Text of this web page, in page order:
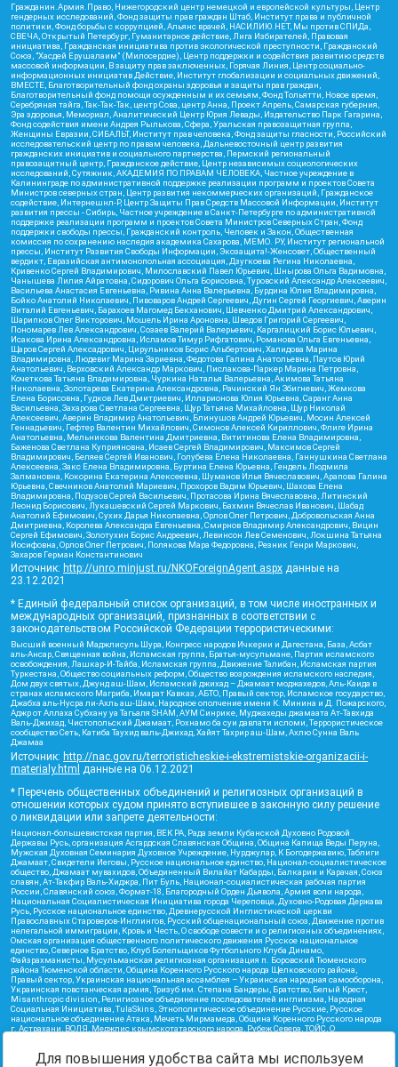
Гражданин.Армия.Право, Нижегородский центр немецкой и европейской культуры, Центр
гендерных исследований, Фонд защиты прав граждан Штаб, Институт права и публичной
политики, Фонд борьбы с коррупцией, Альянс врачей, НАСИЛИЮ.НЕТ, Мы против СПИДа,
СВЕЧА, Открытый Петербург, Гуманитарное действие, Лига Избирателей, Правовая
инициатива, Гражданская инициатива против экологической преступности, Гражданский
Союз, "Хасдей Ерушалаим" (Милосердие), Центр поддержки и содействия развитию средств
массовой информации, В защиту прав заключенных, Горячая Линия, Центр социально-
информационных инициатив Действие, Институт глобализации и социальных движений,
ВМЕСТЕ, Благотворительный фонд охраны здоровья и защиты прав граждан,
Благотворительный фонд помощи осужденным и их семьям, Фонд Тольятти, Новое время,
Серебряная тайга, Так-Так-Так, центр Сова, центр Анна, Проект Апрель, Самарская губерния,
Эра здоровья, Мемориал, Аналитический Центр Юрия Левады, Издательство Парк Гагарина,
Фонд содействия имени Андрея Рылькова, Сфера, Уральская правозащитная группа,
Женщины Евразии, СИБАЛЬТ, Институт прав человека, Фонд защиты гласности, Российский
исследовательский центр по правам человека, Дальневосточный центр развития
гражданских инициатив и социального партнерства, Пермский региональный
правозащитный центр, Гражданское действие, Центр независимых социологических
исследований, Сутяжник, АКАДЕМИЯ ПО ПРАВАМ ЧЕЛОВЕКА, Частное учреждение в
Калининграде по административной поддержке реализации программ и проектов Совета
Министров северных стран, Центр развития некоммерческих организаций, Гражданское
содействие, Интернешнл-Р, Центр Защиты Прав Средств Массовой Информации, Институт
развития прессы - Сибирь, Частное учреждение в Санкт-Петербурге по административной
поддержке реализации программ и проектов Совета Министров Северных Стран, Фонд
поддержки свободы прессы, Гражданский контроль, Человек и Закон, Общественная
комиссия по сохранению наследия академика Сахарова, МЕМО. РУ, Институт региональной
прессы, Институт Развития Свободы Информации, Экозащита!-Женсовет, Общественный
вердикт, Евразийская антимонопольная ассоциация, Дзугкоева Регина Николаевна,
Кривенко Сергей Владимирович, Милославский Павел Юрьевич, Шнырова Ольга Вадимовна,
Чанышева Лилия Айратовна, Сидорович Ольга Борисовна, Туровский Александр Алексеевич,
Васильева Анастасия Евгеньевна, Ривина Анна Валерьевна, Бурдина Юлия Владимировна,
Бойко Анатолий Николаевич, Пивоваров Андрей Сергеевич, Дугин Сергей Георгиевич, Аверин
Виталий Евгеньевич, Барахоев Магомед Бекханович, Шевченко Дмитрий Александрович,
Шарипков Олег Викторович, Мошель Ирина Ароновна, Шведов Григорий Сергеевич,
Пономарев Лев Александрович, Созаев Валерий Валерьевич, Каргалицкий Борис Юльевич,
Исакова Ирина Александровна, Исламов Тимур Рифгатович, Романова Ольга Евгеньевна,
Щаров Сергей Алексадрович, Цирульников Борис Альбертович, Халидова Марина
Владимировна, Людевиг Марина Зариевна, Федотова Галина Анатольевна, Паутов Юрий
Анатольевич, Верховский Александр Маркович, Пислакова-Паркер Марина Петровна,
Кочеткова Татьяна Владимировна, Чуркина Наталья Валерьевна, Акимова Татьяна
Николаевна, Золотарева Екатерина Александровна, Рачинский Ян Збигневич, Жемкова
Елена Борисовна, Гудков Лев Дмитриевич, Илларионова Юлия Юрьевна, Саранг Анна
Васильевна, Захарова Светлана Сергеевна, Щур Татьяна Михайловна, Щур Николай
Алексеевич, Аверин Владимир Анатольевич, Блинушов Андрей Юрьевич, Мосин Алексей
Геннадьевич, Гефтер Валентин Михайлович, Симонов Алексей Кириллович, Флиге Ирина
Анатольевна, Мельникова Валентина Дмитриевна, Вититинова Елена Владимировна,
Баженова Светлана Куприяновна, Исаев Сергей Владимирович, Максимов Сергей
Владимирович, Беляев Сергей Иванович, Голубева Елена Николаевна, Ганнушкина Светлана
Алексеевна, Закс Елена Владимировна, Буртина Елена Юрьевна, Гендель Людмила
Залмановна, Кокорина Екатерина Алексеевна, Шуманов Илья Вячеславович, Арапова Галина
Юрьевна, Свечников Анатолий Мариевич, Прохоров Вадим Юрьевич, Шахова Елена
Владимировна, Подузов Сергей Васильевич, Протасова Ирина Вячеславовна, Литинский
Леонид Борисович, Лукашевский Сергей Маркович, Бахмин Вячеслав Иванович, Шабад
Анатолий Ефимович, Сухих Дарья Николаевна, Орлов Олег Петрович, Добровольская Анна
Дмитриевна, Королева Александра Евгеньевна, Смирнов Владимир Александрович, Вицин
Сергей Ефимович, Золотухин Борис Андреевич, Левинсон Лев Семенович, Локшина Татьяна
Иосифовна, Орлов Олег Петрович, Полякова Мара Федоровна, Резник Генри Маркович,
Захаров Герман Константинович
Источник: http://unro.minjust.ru/NKOForeignAgent.aspx данные на
23.12.2021
* Единый федеральный список организаций, в том числе иностранных и
международных организаций, признанных в соответствии с
законодательством Российской Федерации террористическими:
Высший военный Маджлисуль Шура, Конгресс народов Ичкерии и Дагестана, База, Асбат
аль-Ансар, Священная война, Исламская группа, Братья-мусульмане, Партия исламского
освобождения, Лашкар-И-Тайба, Исламская группа, Движение Талибан, Исламская партия
Туркестана, Общество социальных реформ, Общество возрождения исламского наследия,
Дом двух святых, Джунд аш-Шам, Исламский джихад – Джамаат моджахедов, Аль-Каида в
странах исламского Магриба, Имарат Кавказ, АБТО, Правый сектор, Исламское государство,
Джабха аль-Нусра ли-Ахль аш-Шам, Народное ополчение имени К. Минина и Д. Пожарского,
Аджр от Аллаха Субхану уа Тагьаля SHAM, АУМ Синрике, Муджахеды джамаата Ат-Тавхида
Валь-Джихад, Чистопольский Джамаат, Рохнамо ба суи давлати исломи, Террористическое
сообщество Сеть, Катиба Таухид валь-Джихад, Хайят Тахрир аш-Шам, Ахлю Сунна Валь
Джамаа
Источник: http://nac.gov.ru/terroristicheskie-i-ekstremistskie-organizacii-i-
materialy.html данные на 06.12.2021
* Перечень общественных объединений и религиозных организаций в
отношении которых судом принято вступившее в законную силу решение
о ликвидации или запрете деятельности:
Национал-большевистская партия, ВЕК РА, Рада земли Кубанской Духовно Родовой
Державы Русь, организация Асгардская Славянская Община, Община Капища Веды Перуна,
Мужская Духовная Семинария Духовное Учреждение, Нурджулар, К Богодержавию, Таблиги
Джамаат, Свидетели Иеговы, Русское национальное единство, Национал-социалистическое
общество, Джамаат мувахидов, Объединенный Вилайат Кабарды, Балкарии и Карачая, Союз
славян, Ат-Такфир Валь-Хиджра, Пит Буль, Национал-социалистическая рабочая партия
России, Славянский союз, Формат-18, Благородный Орден Дьявола, Армия воли народа,
Национальная Социалистическая Инициатива города Череповца, Духовно-Родовая Держава
Русь, Русское национальное единство, Древнерусской Инглистической церкви
Православных Староверов-Инглингов, Русский общенациональный союз, Движение против
нелегальной иммиграции, Кровь и Честь, О свободе совести и о религиозных объединениях,
Омская организация общественного политического движения Русское национальное
единство, Северное Братство, Клуб Болельщиков Футбольного Клуба Динамо,
Файзрахманисты, Мусульманская религиозная организация п. Боровский Тюменского
района Тюменской области, Община Коренного Русского народа Щелковского района,
Правый сектор, Украинская национальная ассамблея – Украинская народная самооборона,
Украинская повстанческая армия, Тризуб им. Степана Бандеры, Братство, Белый Крест,
Misanthropic division, Религиозное объединение последователей инглиизма, Народная
Социальная Инициатива, TulaSkins, Этнополитическое объединение Русские, Русское
национальное объединение Атака, Мечеть Мирмамеда, Община Коренного Русского народа
г. Астрахани, ВОЛЯ, Меджлис крымскотатарского народа, Рубеж Севера, ТОЙС, О
правозащитная группа МПГ, Курсом Правды и Единения, Каракольская инициативная
Для повышения удобства сайта мы используем